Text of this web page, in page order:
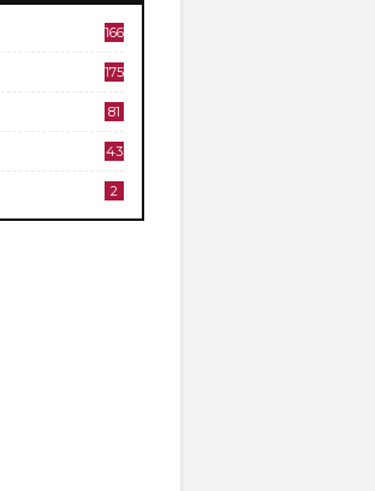
166
175
81
43
2